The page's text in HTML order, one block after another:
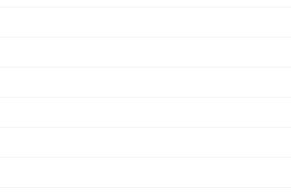
подруге, коллеге или просто повод сказать «привет».